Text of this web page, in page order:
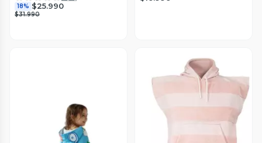
18% $25.990
$31.990